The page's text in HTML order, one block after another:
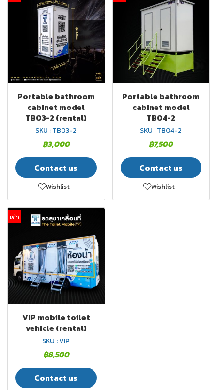
Portable bathroom
cabinet model
TB03-2 (rental)
SKU : TB03-2
฿3,000
Contact us
Wishlist
Portable bathroom
cabinet model
TB04-2
SKU : TB04-2
฿7,500
Contact us
Wishlist
เช่า
VIP mobile toilet
vehicle (rental)
SKU : VIP
฿8,500
Contact us